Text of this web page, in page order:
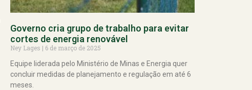
Governo cria grupo de trabalho para evitar
cortes de energia renovável
Ney Lages
6 de março de 2025
Equipe liderada pelo Ministério de Minas e Energia quer
concluir medidas de planejamento e regulação em até 6
meses.